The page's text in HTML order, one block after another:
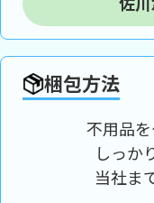
梱包方法
不用品を
しっか
当社ま